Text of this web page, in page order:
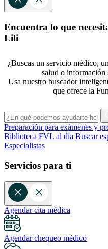
Encuentra lo que
Lili
¿Buscas un servicio médico,
salud o información
Usa nuestro buscador
que ofrece la
Preparación para exámenes y
Biblioteca FVL al día Buscar
Especialistas
Servicios para ti
Agendar cita médica
Agendar chequeo médico